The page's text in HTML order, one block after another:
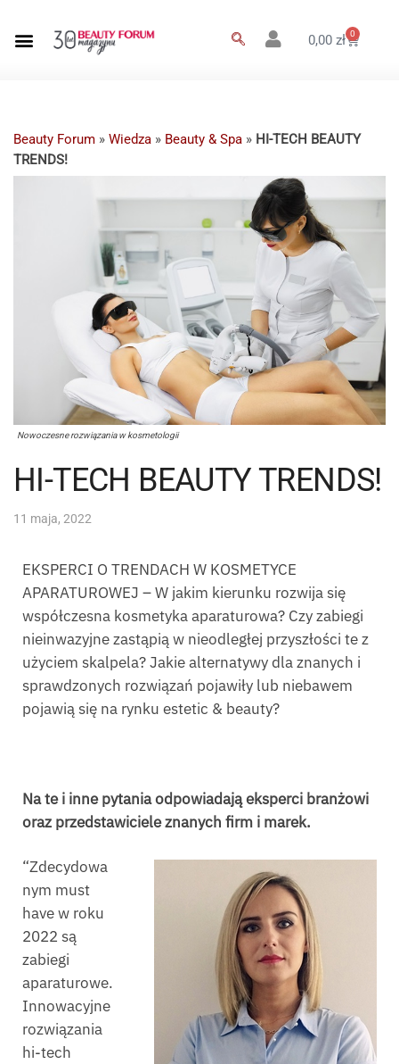
0,00zł 0
Beauty Forum » Wiedza » Beauty & Spa » HI-TECH BEAUTY
TRENDS!
Nowoczesne rozwiązania w kosmetologii
HI-TECH BEAUTY TRENDS!
11 maja, 2022
EKSPERCI O TRENDACH W KOSMETYCE
APARATUROWEJ – W jakim kierunku rozwija się
współczesna kosmetyka aparaturowa? Czy zabiegi
nieinwazyjne zastąpią w nieodległej przyszłości te z
użyciem skalpela? Jakie alternatywy dla znanych i
sprawdzonych rozwiązań pojawiły lub niebawem
pojawią się na rynku estetic & beauty?
Na te i inne pytania odpowiadają eksperci branżowi
oraz przedstawiciele znanych firm i marek.
“Zdecydowa
nym must
have w roku
2022 są
zabiegi
aparaturowe.
Innowacyjne
rozwiązania
hi-tech